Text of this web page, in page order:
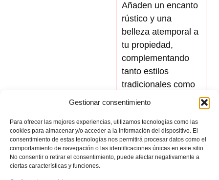
Gestionar consentimiento
Para ofrecer las mejores experiencias, utilizamos tecnologías como las
cookies para almacenar y/o acceder a la información del dispositivo. El
consentimiento de estas tecnologías nos permitirá procesar datos como el
comportamiento de navegación o las identificaciones únicas en este sitio.
No consentir o retirar el consentimiento, puede afectar negativamente a
ciertas características y funciones.
Añaden un encanto
rústico y una
belleza atemporal a
tu propiedad,
complementando
tanto estilos
tradicionales como
modernos, y
armonía visual
única que realza el
carácter de